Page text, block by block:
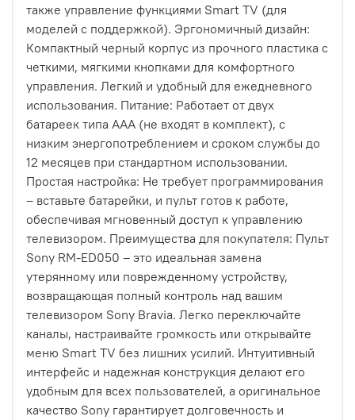
также управление функциями Smart TV (для
моделей с поддержкой). Эргономичный дизайн:
Компактный черный корпус из прочного пластика с
четкими, мягкими кнопками для комфортного
управления. Легкий и удобный для ежедневного
использования. Питание: Работает от двух
батареек типа AAA (не входят в комплект), с
низким энергопотреблением и сроком службы до
12 месяцев при стандартном использовании.
Простая настройка: Не требует программирования
– вставьте батарейки, и пульт готов к работе,
обеспечивая мгновенный доступ к управлению
телевизором. Преимущества для покупателя: Пульт
Sony RM-ED050 – это идеальная замена
утерянному или поврежденному устройству,
возвращающая полный контроль над вашим
телевизором Sony Bravia. Легко переключайте
каналы, настраивайте громкость или открывайте
меню Smart TV без лишних усилий. Интуитивный
интерфейс и надежная конструкция делают его
удобным для всех пользователей, а оригинальное
качество Sony гарантирует долговечность и